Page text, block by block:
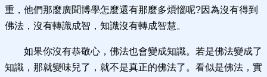
重，他們那麼廣聞博學怎麼還有那麼多煩惱呢?因為沒有得到
佛法，沒有轉識成智，知識沒有轉成智慧。
如果你沒有恭敬心，佛法也會變成知識。若是佛法變成了
知識，那就變味兒了，就不是真正的佛法了。看似是佛法，實